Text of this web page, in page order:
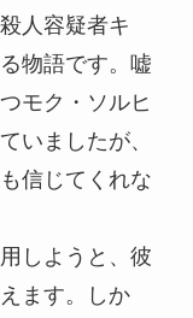
人容疑者キ
物語です。嘘
モク・ソルヒ
いましたが、
信じてくれな
しようと、彼
ます。しか